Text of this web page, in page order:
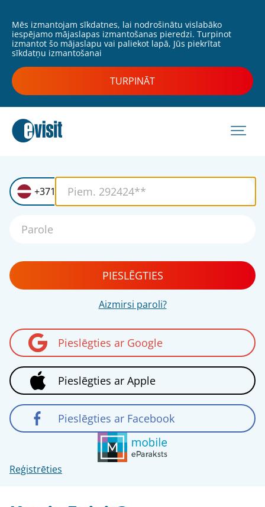
Mēs izmantojam sīkdatnes, lai nodrošinātu vislabāko
iespējamo mājaslapas izmantošanas pieredzi. Turpinot
izmantot šo mājaslapu vai paliekot lapā, Jūs piekrītat
sīkdatņu izmantošanai
TURPINĀT
+371
PIESLĒGTIES
Aizmirsi paroli?
Pieslēgties ar Google
Pieslēgties ar Apple
Pieslēgties ar Facebook
Reģistrēties